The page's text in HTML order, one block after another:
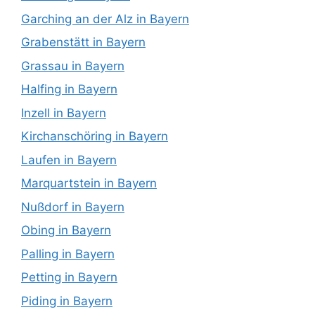
Garching an der Alz in Bayern
Grabenstätt in Bayern
Grassau in Bayern
Halfing in Bayern
Inzell in Bayern
Kirchanschöring in Bayern
Laufen in Bayern
Marquartstein in Bayern
Nußdorf in Bayern
Obing in Bayern
Palling in Bayern
Petting in Bayern
Piding in Bayern